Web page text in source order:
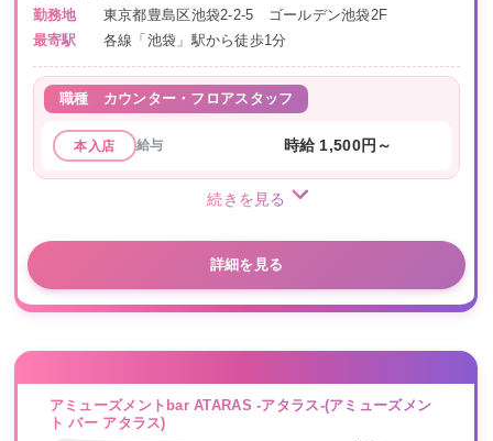
勤務地
東京都豊島区池袋2-2-5 ゴールデン池袋2F
最寄駅
各線「池袋」駅から徒歩1分
職種 カウンター・フロアスタッフ
本入店 給与 時給 1,500円～
続きを見る
詳細を見る
アミューズメントbar ATARAS -アタラス-(アミューズメン
ト バー アタラス)